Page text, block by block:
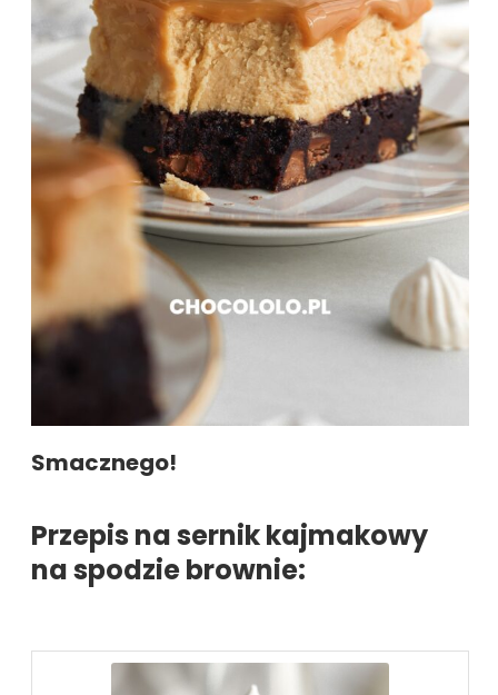
Smacznego!
Przepis na sernik kajmakowy
na spodzie brownie: